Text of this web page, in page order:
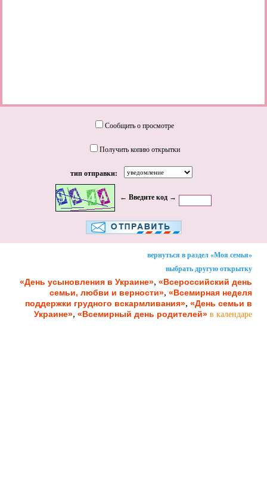
Сообщить о просмотре
Получить копию открытки
тип отправки:
← Введите код →
вернуться в раздел «Моя семья»
выбрать другую открытку
«День усыновления в Украине», «Всероссийский день
семьи, любви и верности», «Всемирная неделя
поддержки грудного вскармливания», «День семьи в
Украине», «Всемирный день родителей» в календаре